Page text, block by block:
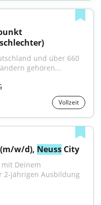
und über 660
gehören...
Vollzeit
w/d), Neuss City
Deinem
2-jährigen Ausbildung